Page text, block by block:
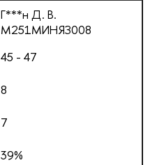
Г***н Д. В.
М251МИНЯЗ008
45 - 47
8
7
39%